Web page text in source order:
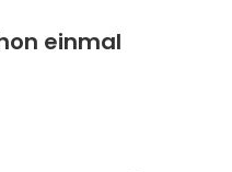
einmal